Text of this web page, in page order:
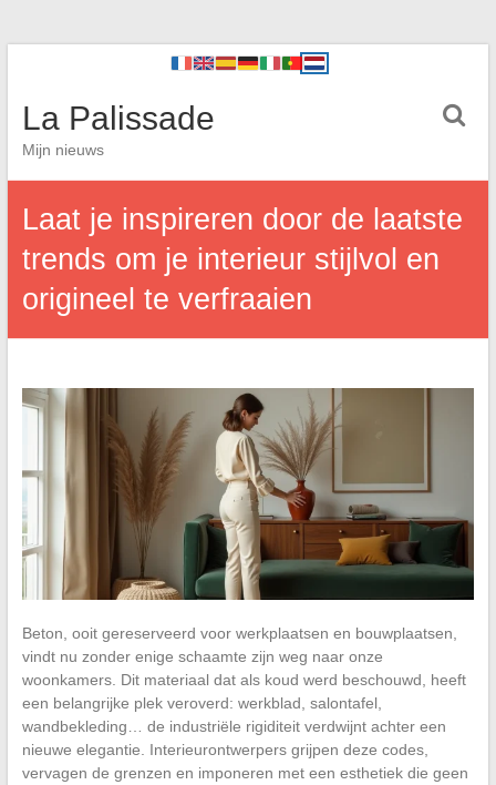
La Palissade
Mijn nieuws
Laat je inspireren door de laatste
trends om je interieur stijlvol en
origineel te verfraaien
Beton, ooit gereserveerd voor werkplaatsen en bouwplaatsen,
vindt nu zonder enige schaamte zijn weg naar onze
woonkamers. Dit materiaal dat als koud werd beschouwd, heeft
een belangrijke plek veroverd: werkblad, salontafel,
wandbekleding… de industriële rigiditeit verdwijnt achter een
nieuwe elegantie. Interieurontwerpers grijpen deze codes,
vervagen de grenzen en imponeren met een esthetiek die geen